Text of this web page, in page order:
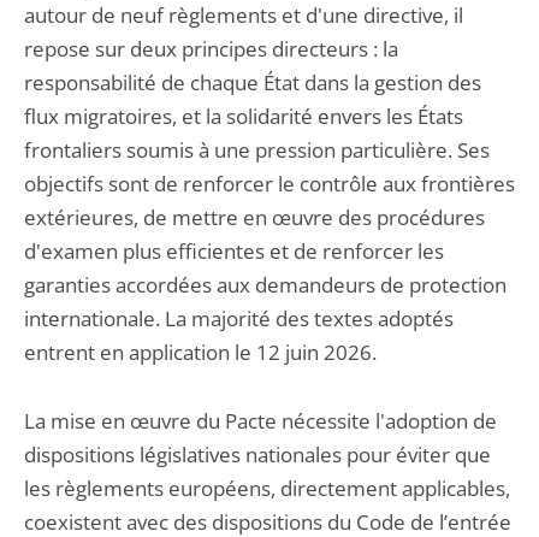
autour de neuf règlements et d'une directive, il
repose sur deux principes directeurs : la
responsabilité de chaque État dans la gestion des
flux migratoires, et la solidarité envers les États
frontaliers soumis à une pression particulière. Ses
objectifs sont de renforcer le contrôle aux frontières
extérieures, de mettre en œuvre des procédures
d'examen plus efficientes et de renforcer les
garanties accordées aux demandeurs de protection
internationale. La majorité des textes adoptés
entrent en application le 12 juin 2026.
La mise en œuvre du Pacte nécessite l'adoption de
dispositions législatives nationales pour éviter que
les règlements européens, directement applicables,
coexistent avec des dispositions du Code de l’entrée